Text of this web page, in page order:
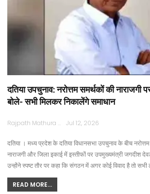
दतिया उपचुनाव: नरोत्तम समर्थकों की नाराजगी
बोले- सभी मिलकर निकालेंगे समाधान
Rajpath Mathura Jul 12, 2026
दतिया । मध्य प्रदेश के दतिया विधानसभा उपचुनाव के बीच
नाराजगी और जिला इकाई में इस्तीफों पर उपमुख्यमंत्री जगदीश
उन्होंने स्पष्ट तौर पर कहा कि संगठन में अगर कोई विवाद है तो सभी
READ MORE...